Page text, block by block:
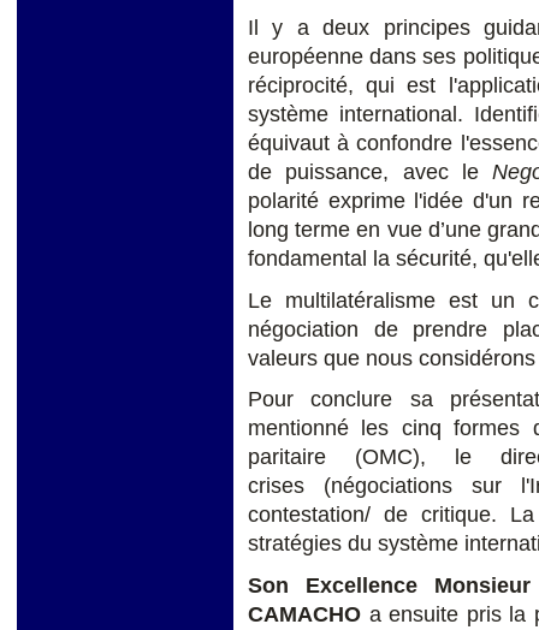
Il y a deux principes
européenne dans ses
réciprocité, qui est
système international.
équivaut à confondre
de puissance, avec le
polarité exprime l'idée d'un
long terme en vue d’une
fondamental la sécurité,
Le multilatéralisme est un
négociation de prendre
valeurs que nous
Pour conclure sa
mentionné les cinq formes
paritaire (OMC), le
crises (négociations sur
contestation/ de critique.
stratégies du système
Son Excellence
CAMACHO a ensuite pris la